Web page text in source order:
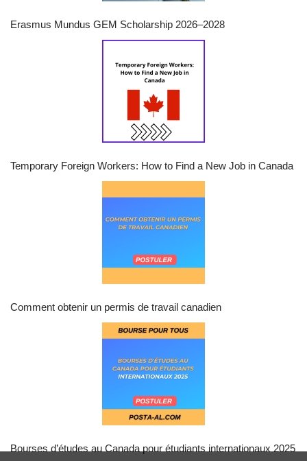
Erasmus Mundus GEM Scholarship 2026–2028
Temporary Foreign Workers: How to Find a New Job in Canada
Comment obtenir un permis de travail canadien
Bourses d’études au Canada pour étudiants internationaux 2025